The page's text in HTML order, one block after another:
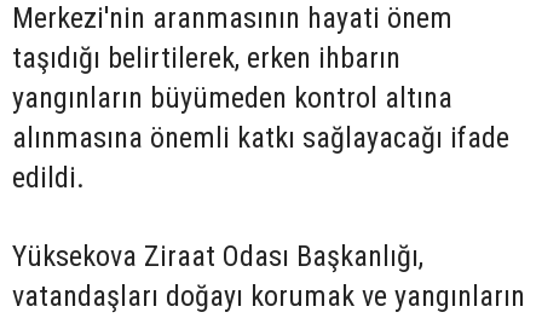
Merkezi'nin aranmasının hayati önem
taşıdığı belirtilerek, erken ihbarın
yangınların büyümeden kontrol altına
alınmasına önemli katkı sağlayacağı ifade
edildi.
Yüksekova Ziraat Odası Başkanlığı,
vatandaşları doğayı korumak ve yangınların